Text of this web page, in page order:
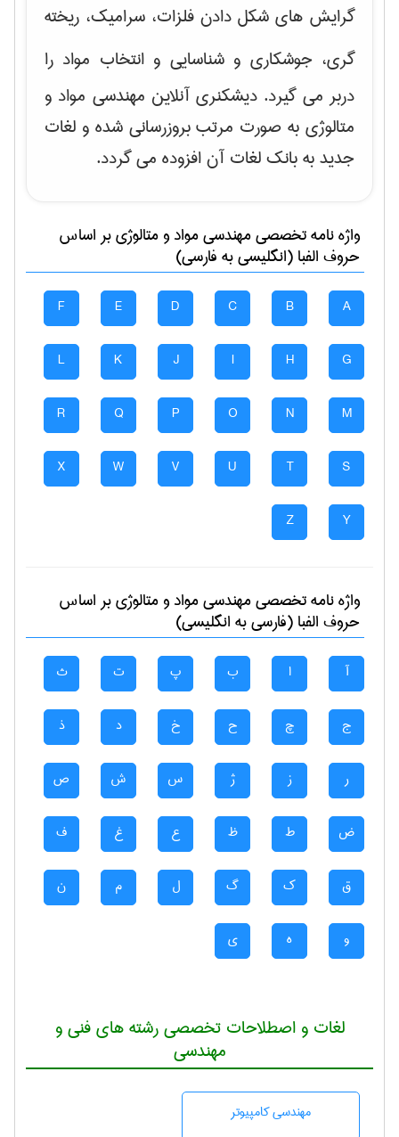
گرایش های شکل دادن فلزات، سرامیک، ریخته
گری، جوشکاری و شناسایی و انتخاب مواد را
دربر می گیرد. دیشکنری آنلاین مهندسی مواد و
متالوژی به صورت مرتب بروزرسانی شده و لغات
جدید به بانک لغات آن افزوده می گردد.
واژه نامه تخصصیمهندسی مواد و متالوژیبر اساس
حروف الفبا (انگلیسی به فارسی)
A
B
C
D
E
F
G
H
I
J
K
L
M
N
O
P
Q
R
S
T
U
V
W
X
Y
Z
واژه نامه تخصصیمهندسی مواد و متالوژیبر اساس
حروف الفبا (فارسی به انگلیسی)
آ ا ب پ ت ث
ج چ ح خ د ذ
ر ز ژ س ش ص
ض ط ظ ع غ ف
ق ک گ ل م ن
و ه ی
لغات و اصطلاحات تخصصی رشته های فنی و
مهندسی
مهندسی كامپيوتر